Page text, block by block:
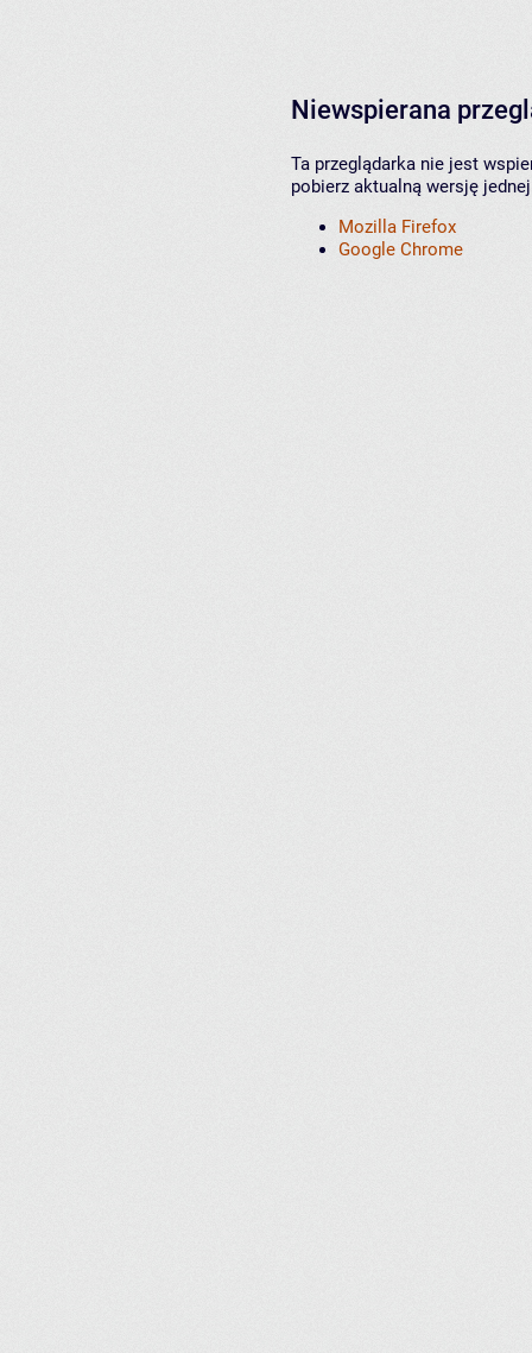
Niewspierana
Ta przeglądarka nie jest
pobierz aktualną wersję
Mozilla Firefox
Google Chrome